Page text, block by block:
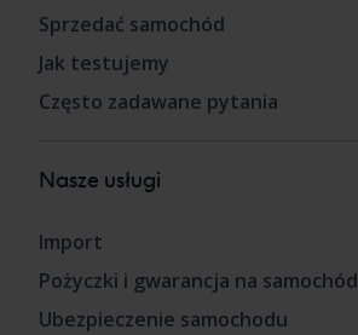
Sprzedać samochód
Jak testujemy
Często zadawane pytania
Nasze usługi
Import
Pożyczki i gwarancja na samochód
Ubezpieczenie samochodu